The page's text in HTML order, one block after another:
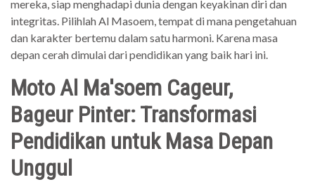
mereka, siap menghadapi dunia dengan keyakinan diri dan
integritas. Pilihlah Al Masoem, tempat di mana pengetahuan
dan karakter bertemu dalam satu harmoni. Karena masa
depan cerah dimulai dari pendidikan yang baik hari ini.
Moto Al Ma'soem Cageur,
Bageur Pinter: Transformasi
Pendidikan untuk Masa Depan
Unggul